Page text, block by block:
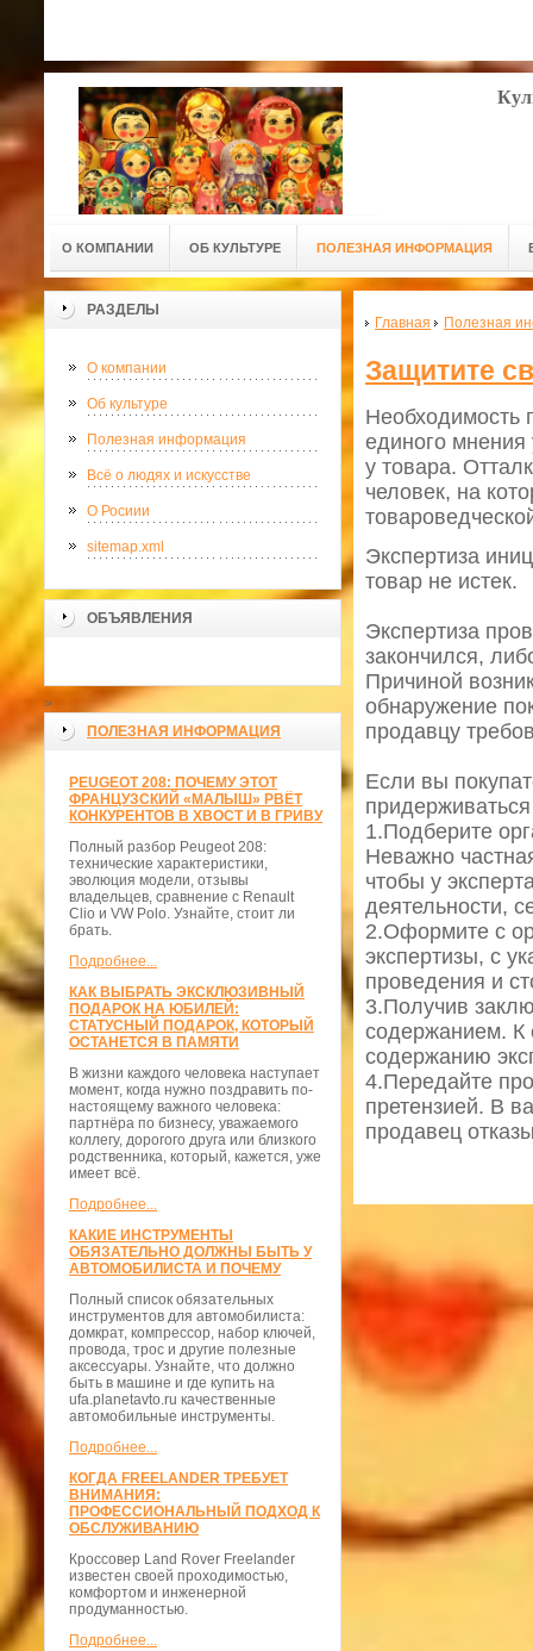
О КОМПАНИИ ОБ КУЛЬТУРЕ ПОЛЕЗНАЯ ИНФОРМАЦИЯ
РАЗДЕЛЫ
О компании
Об культуре
Полезная информация
Всё о людях и искусстве
О Росиии
sitemap.xml
ОБЪЯВЛЕНИЯ
>
ПОЛЕЗНАЯ ИНФОРМАЦИЯ
PEUGEOT 208: ПОЧЕМУ ЭТОТ
ФРАНЦУЗСКИЙ «МАЛЫШ» РВЁТ
КОНКУРЕНТОВ В ХВОСТ И В ГРИВУ
Полный разбор Peugeot 208:
технические характеристики,
эволюция модели, отзывы
владельцев, сравнение с Renault
Clio и VW Polo. Узнайте, стоит ли
брать.
Подробнее...
КАК ВЫБРАТЬ ЭКСКЛЮЗИВНЫЙ
ПОДАРОК НА ЮБИЛЕЙ:
СТАТУСНЫЙ ПОДАРОК, КОТОРЫЙ
ОСТАНЕТСЯ В ПАМЯТИ
В жизни каждого человека наступает
момент, когда нужно поздравить по-
настоящему важного человека:
партнёра по бизнесу, уважаемого
коллегу, дорогого друга или близкого
родственника, который, кажется, уже
имеет всё.
Подробнее...
КАКИЕ ИНСТРУМЕНТЫ
ОБЯЗАТЕЛЬНО ДОЛЖНЫ БЫТЬ У
АВТОМОБИЛИСТА И ПОЧЕМУ
Полный список обязательных
инструментов для автомобилиста:
домкрат, компрессор, набор ключей,
провода, трос и другие полезные
аксессуары. Узнайте, что должно
быть в машине и где купить на
ufa.planetavto.ru качественные
автомобильные инструменты.
Подробнее...
КОГДА FREELANDER ТРЕБУЕТ
ВНИМАНИЯ:
ПРОФЕССИОНАЛЬНЫЙ ПОДХОД К
ОБСЛУЖИВАНИЮ
Кроссовер Land Rover Freelander
известен своей проходимостью,
комфортом и инженерной
продуманностью.
Подробнее...
Главная Полезная
Защитите
Необходимость
единого мнения
у товара.
человек, на
Экспертиза
товар не истек.
Экспертиза
закончился,
Причиной
обнаружение
продавцу
Если вы
1.Подберите
Неважно
чтобы у
деятельности,
2.Оформите с
экспертизы, с
проведения и
3.Получив
содержанием. К
содержанию
4.Передайте
претензией. В
продавец